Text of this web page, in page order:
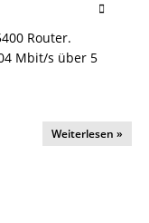
Router.
Mbit/s über 5
Weiterlesen »